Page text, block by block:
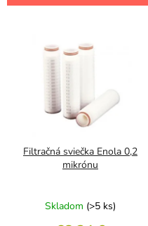
i
Filtračná sviečka Enola 0,2
mikrónu
Skladom (>5 ks)